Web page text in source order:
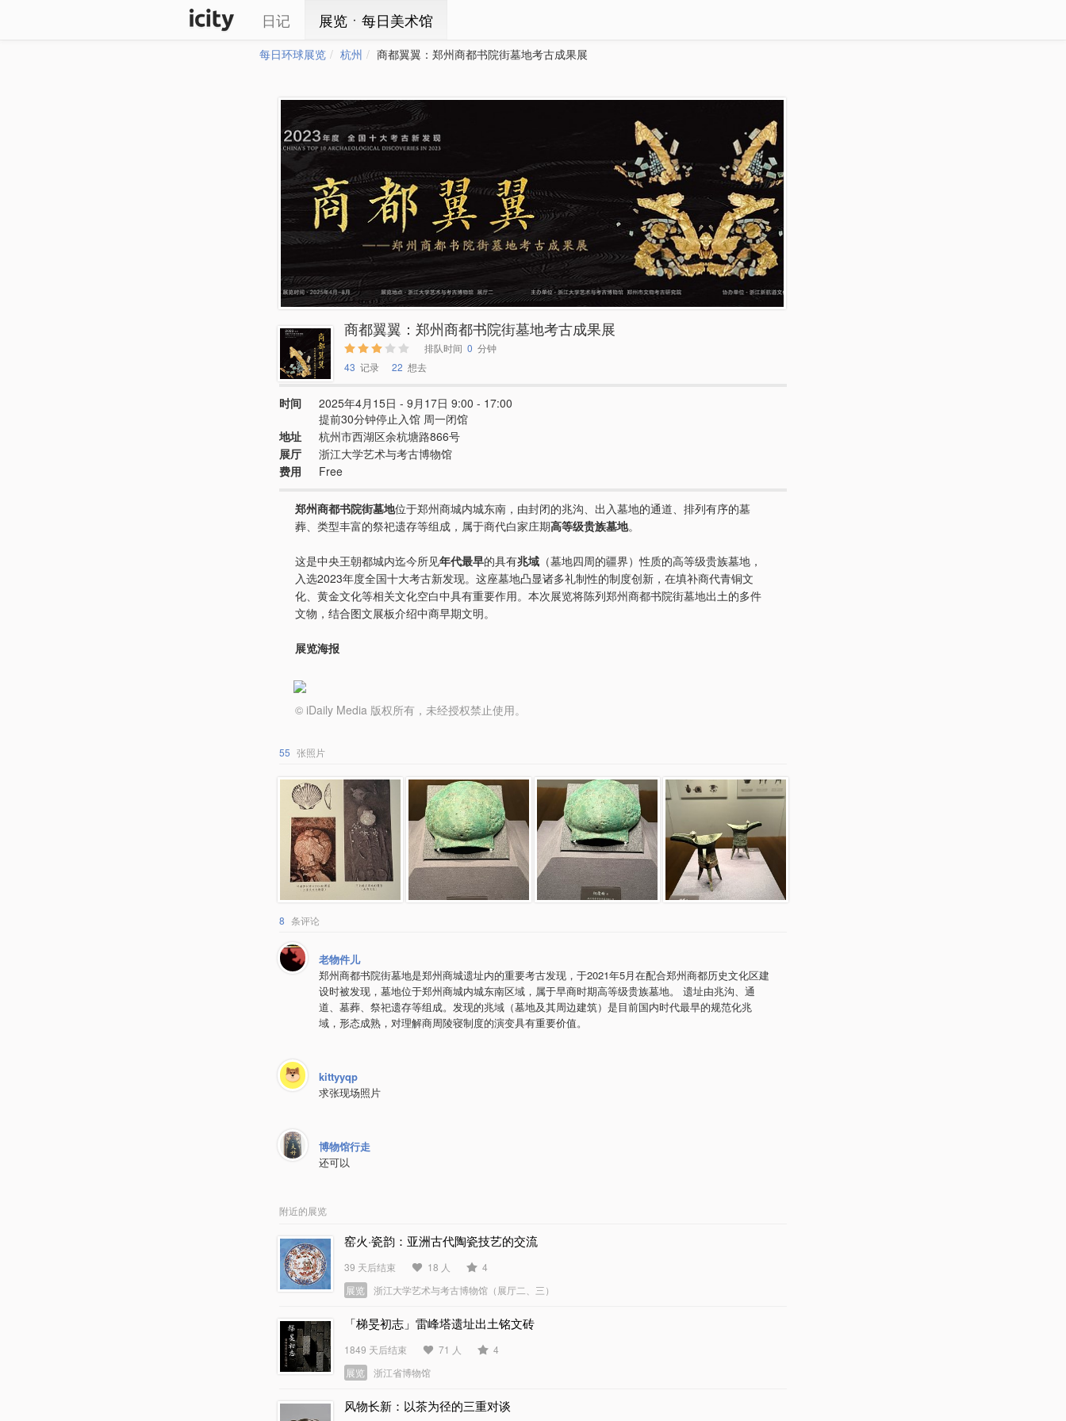
日记 展览ㆍ每日美术馆
每日环球展览 杭州 商都翼翼：郑州商都书院街墓地考古成果展
商都翼翼：郑州商都书院街墓地考古成果展
排队时间 0 分钟
43 记录 22 想去
时间
2025年4月15日 - 9月17日 9:00 - 17:00
提前30分钟停止入馆 周一闭馆
地址
杭州市西湖区余杭塘路866号
展厅
浙江大学艺术与考古博物馆
费用
Free
郑州商都书院街墓地位于郑州商城内城东南，由封闭的兆沟、出入墓地的通道、排列有序的墓
葬、类型丰富的祭祀遗存等组成，属于商代白家庄期高等级贵族墓地。
这是中央王朝都城内迄今所见年代最早的具有兆域 （墓地四周的疆界）性质的高等级贵族墓地，
入选2023年度全国十大考古新发现。这座墓地凸显诸多礼制性的制度创新，在填补商代青铜文
化、黄金文化等相关文化空白中具有重要作用。本次展览将陈列郑州商都书院街墓地出土的多件
文物，结合图文展板介绍中商早期文明。
展览海报
© iDaily Media 版权所有，未经授权禁止使用。
55 张照片
8 条评论
老物件儿
郑州商都书院街墓地是郑州商城遗址内的重要考古发现，于2021年5月在配合郑州商都历史文化区建
设时被发现，墓地位于郑州商城内城东南区域，属于早商时期高等级贵族墓地。 遗址由兆沟、通
道、墓葬、祭祀遗存等组成。发现的兆域（墓地及其周边建筑）是目前国内时代最早的规范化兆
域，形态成熟，对理解商周陵寝制度的演变具有重要价值。
kittyyqp
求张现场照片
博物馆行走
还可以
附近的展览
窑火·瓷韵：亚洲古代陶瓷技艺的交流
39 天后结束 18 人
4
展览
浙江大学艺术与考古博物馆（展厅二、三）
「梯旻初志」雷峰塔遗址出土铭文砖
1849 天后结束 71 人
4
展览
浙江省博物馆
风物长新：以茶为径的三重对谈